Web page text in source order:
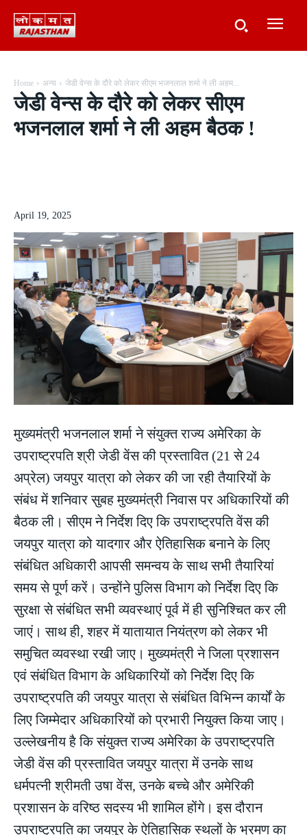
Home अन्य जेडी वेन्स के दौरे को लेकर सीएम भजनलाल शर्मा ने ली अहम...
जेडी वेन्स के दौरे को लेकर सीएम
भजनलाल शर्मा ने ली अहम बैठक !
April 19, 2025
मुख्यमंत्री भजनलाल शर्मा ने संयुक्त राज्य अमेरिका के
उपराष्ट्रपति श्री जेडी वेंस की प्रस्तावित (21 से 24
अप्रेल) जयपुर यात्रा को लेकर की जा रही तैयारियों के
संबंध में शनिवार सुबह मुख्यमंत्री निवास पर अधिकारियों की
बैठक ली। सीएम ने निर्देश दिए कि उपराष्ट्रपति वेंस की
जयपुर यात्रा को यादगार और ऐतिहासिक बनाने के लिए
संबंधित अधिकारी आपसी समन्वय के साथ सभी तैयारियां
समय से पूर्ण करें। उन्होंने पुलिस विभाग को निर्देश दिए कि
सुरक्षा से संबंधित सभी व्यवस्थाएं पूर्व में ही सुनिश्चित कर ली
जाएं। साथ ही, शहर में यातायात नियंत्रण को लेकर भी
समुचित व्यवस्था रखी जाए। मुख्यमंत्री ने जिला प्रशासन
एवं संबंधित विभाग के अधिकारियों को निर्देश दिए कि
उपराष्ट्रपति की जयपुर यात्रा से संबंधित विभिन्न कार्यों के
लिए जिम्मेदार अधिकारियों को प्रभारी नियुक्त किया जाए।
उल्लेखनीय है कि संयुक्त राज्य अमेरिका के उपराष्ट्रपति
जेडी वेंस की प्रस्तावित जयपुर यात्रा में उनके साथ
धर्मपत्नी श्रीमती उषा वेंस, उनके बच्चे और अमेरिकी
प्रशासन के वरिष्ठ सदस्य भी शामिल होंगे। इस दौरान
उपराष्ट्रपति का जयपुर के ऐतिहासिक स्थलों के भ्रमण का